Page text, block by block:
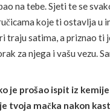
na tebe. Sjeti te se
koje ti ostavlja u
traju satima, a priznao ti
za njega i vašu vezu.
je prošao ispit iz kemije
tvoja mačka nakon